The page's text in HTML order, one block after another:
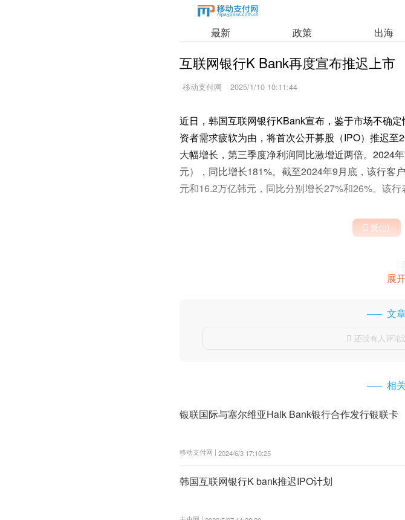
最新 政策 出海
互联网银行K Bank再度宣布推迟上市
移动支付网 2025/1/10 10:11:44
近日，韩国互联网银行KBank宣布，鉴于市场不确
资者需求疲软为由，将首次公开募股（IPO）推迟
大幅增长，第三季度净利润同比激增近两倍。2024
元），同比增长181%。截至2024年9月底，该行客
元和16.2万亿韩元，同比分别增长27%和26%。该行
 赞()
展
文
 还没有人评论
相
银联国际与塞尔维亚Halk Bank银行合作发行银联卡
移动支付网 | 2024/6/3 17:10:25
韩国互联网银行K bank推迟IPO计划